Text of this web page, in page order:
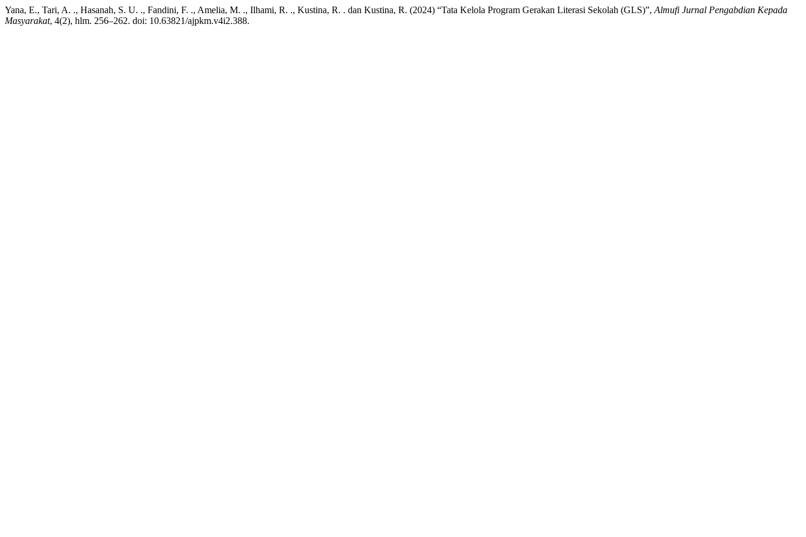
Yana, E., Tari, A. ., Hasanah, S. U. ., Fandini, F. ., Amelia, M. ., Ilhami, R. ., Kustina, R. . dan Kustina, R. (2024) “Tata Kelola Program Gerakan Literasi Sekolah (GLS)”, Almufi Jurnal Pengabdian Kepada
Masyarakat, 4(2), hlm. 256–262. doi: 10.63821/ajpkm.v4i2.388.